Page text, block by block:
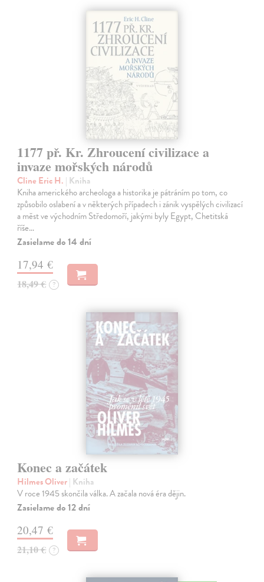
1177 př. Kr. Zhroucení civilizace a
invaze mořských národů
Cline Eric H. | Kniha
Kniha amerického archeologa a historika je pátráním po tom, co
způsobilo oslabení a v některých případech i zánik vyspělých civilizací
a měst ve východním Středomoří, jakými byly Egypt, Chetitská
říše…
Zasielame do 14 dní
17,94 €
18,49 € ?
Konec a začátek
Hilmes Oliver| Kniha
V roce 1945 skončila válka. A začala nová éra dějin.
Zasielame do 12 dní
20,47 €
21,10 € ?